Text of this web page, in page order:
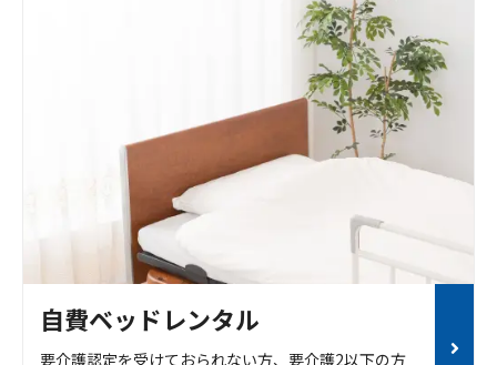
自費ベッドレンタル
要介護認定を受けておられない方、要介護2以下の方